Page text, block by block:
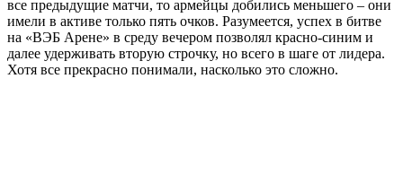
все предыдущие матчи, то армейцы добились меньшего – они
имели в активе только пять очков. Разумеется, успех в битве
на «ВЭБ Арене» в среду вечером позволял красно-синим и
далее удерживать вторую строчку, но всего в шаге от лидера.
Хотя все прекрасно понимали, насколько это сложно.